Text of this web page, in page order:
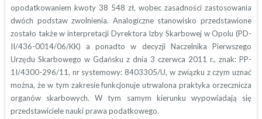
opodatkowaniem kwoty 38 548 zł, wobec zasadności zastosowania
dwóch podstaw zwolnienia. Analogiczne stanowisko przedstawione
zostało także w interpretacji Dyrektora Izby Skarbowej w Opolu (PD-
II/436-0014/06/KK) a ponadto w decyzji Naczelnika Pierwszego
Urzędu Skarbowego w Gdańsku z dnia 3 czerwca 2011 r., znak: PP-
1I/4300-296/11, nr systemowy: 8403305/U, w związku z czym uznać
można, że w tym zakresie funkcjonuje utrwalona praktyka orzecznicza
organów skarbowych. W tym samym kierunku wypowiadają się
przedstawiciele nauki prawa podatkowego.